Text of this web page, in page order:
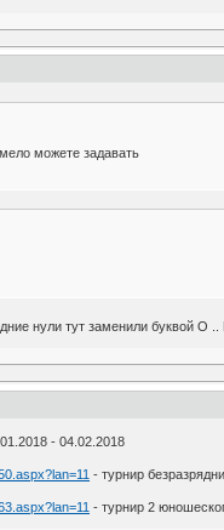
можете задавать
нули тут заменили буквой О
- 04.02.2018
- турнир
- турнир 2